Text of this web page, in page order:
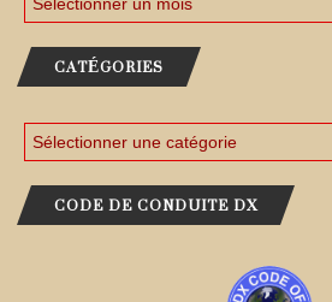
CATÉGORIES
CODE DE CONDUITE DX